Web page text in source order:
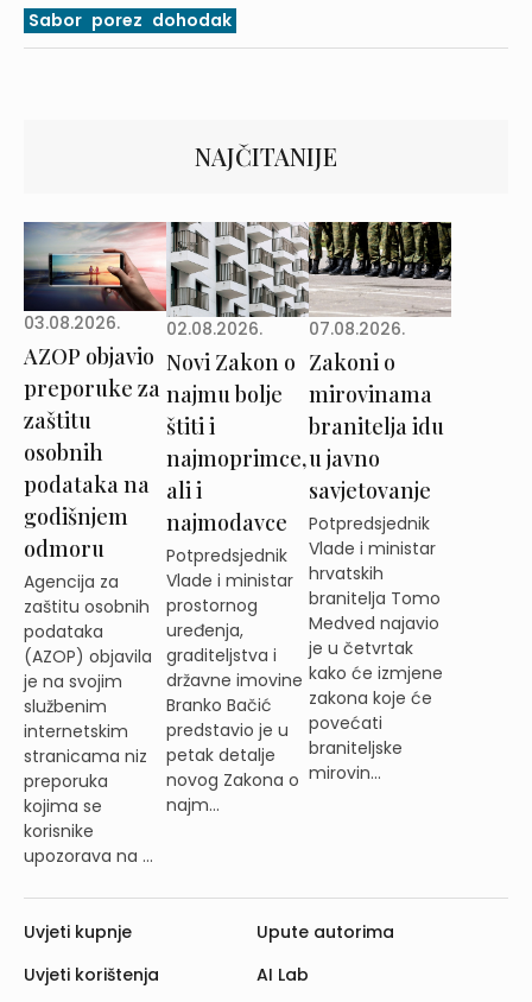
Sabor porez dohodak
NAJČITANIJE
03.08.2026.
AZOP objavio
preporuke za
zaštitu
osobnih
podataka na
godišnjem
odmoru
Agencija za
zaštitu osobnih
podataka
(AZOP) objavila
je na svojim
službenim
internetskim
stranicama niz
preporuka
kojima se
korisnike
upozorava na ...
02.08.2026.
Novi Zakon o
najmu bolje
štiti i
najmoprimce,
ali i
najmodavce
Potpredsjednik
Vlade i ministar
prostornog
uređenja,
graditeljstva i
državne imovine
Branko Bačić
predstavio je u
petak detalje
novog Zakona o
najm...
07.08.2026.
Zakoni o
mirovinama
branitelja idu
u javno
savjetovanje
Potpredsjednik
Vlade i ministar
hrvatskih
branitelja Tomo
Medved najavio
je u četvrtak
kako će izmjene
zakona koje će
povećati
braniteljske
mirovin...
Uvjeti kupnje
Uvjeti korištenja
Upute autorima
AI Lab